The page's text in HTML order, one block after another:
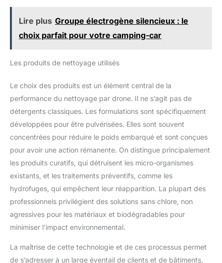
Lire plus Groupe électrogène silencieux : le
choix parfait pour votre camping-car
Les produits de nettoyage utilisés
Le choix des produits est un élément central de la
performance du nettoyage par drone. Il ne s’agit pas de
détergents classiques. Les formulations sont spécifiquement
développées pour être pulvérisées. Elles sont souvent
concentrées pour réduire le poids embarqué et sont conçues
pour avoir une action rémanente. On distingue principalement
les produits curatifs, qui détruisent les micro-organismes
existants, et les traitements préventifs, comme les
hydrofuges, qui empêchent leur réapparition. La plupart des
professionnels privilégient des solutions sans chlore, non
agressives pour les matériaux et biodégradables pour
minimiser l’impact environnemental.
La maîtrise de cette technologie et de ces processus permet
de s’adresser à un large éventail de clients et de bâtiments,